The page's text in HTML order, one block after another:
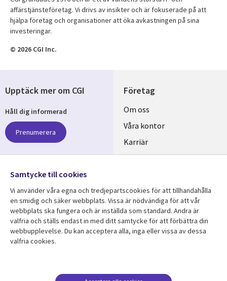
affärstjänsteföretag. Vi drivs av insikter och är fokuserade på att
hjälpa företag och organisationer att öka avkastningen på sina
investeringar.
© 2026 CGI Inc.
Företag
Useful
links
SWEDEN
Om oss
Våra kontor
Karriär
Hållbarhet
Resurscenter
dataskydd
Upptäck mer om CGI
Håll dig informerad
Prenumerera
Följ oss
Social
Media
SWEDEN
Samtycke till cookies
Vi använder våra egna och tredjepartscookies för att tillhandahålla
en smidig och säker webbplats. Vissa är nödvändiga för att vår
webbplats ska fungera och är inställda som standard. Andra är
valfria och ställs endast in med ditt samtycke för att förbättra din
webbupplevelse. Du kan acceptera alla, inga eller vissa av dessa
valfria cookies.